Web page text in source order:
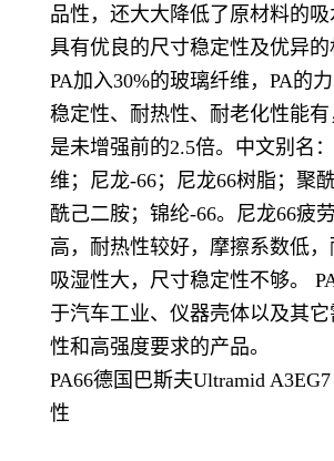
品性，还大大降低了原材料的
具有优良的尺寸稳定性及优异
PA加入30%的玻璃纤维，PA的
稳定性、耐热性、耐老化性能
是未增强前的2.5倍。中文别名
维；尼龙-66；尼龙66树脂；聚
酰己二胺；锦纶-66。尼龙66疲
高，耐热性较好，摩擦系数低
吸湿性大，尺寸稳定性不够。
于汽车工业、仪器壳体以及其
性和高强度要求的产品。
PA66德国巴斯夫Ultramid
性